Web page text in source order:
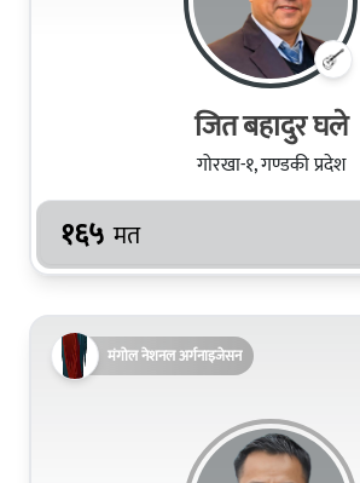
जित बहादुर घले
गोरखा-१, गण्डकी प्रदेश
१६५ मत
मंगोल नेशनल अर्गनाइजेसन